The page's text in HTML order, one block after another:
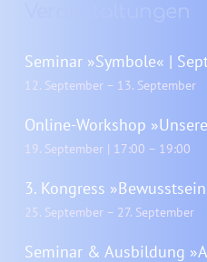
Veranstaltungen
Seminar »Symbole« |
12. September – 13. September
Online-Workshop
19. September | 17:00 – 19:00
3. Kongress
25. September – 27. September
Seminar & Ausbildung